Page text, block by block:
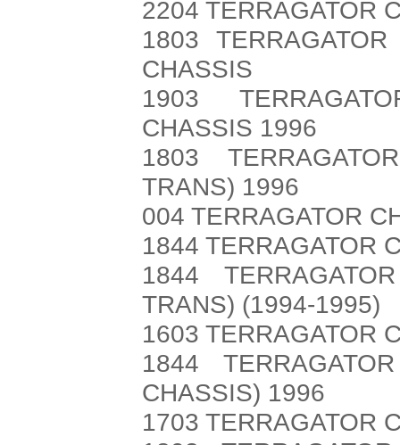
2204 TERRAGATOR
1803
CHASSIS
1903
CHASSIS 1996
1803
TRANS) 1996
004 TERRAGATOR
1844 TERRAGATOR
1844
TRANS) (1994-1995)
1603 TERRAGATOR
1844
CHASSIS) 1996
1703 TERRAGATOR